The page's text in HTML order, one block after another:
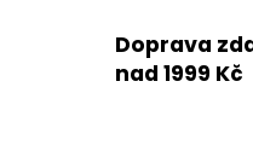
Doprava
nad 1999 Kč